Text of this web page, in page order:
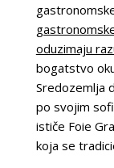
oduzimaju
bogatstvo
Sredozemlja
po svojim
ističe Foie
koja se